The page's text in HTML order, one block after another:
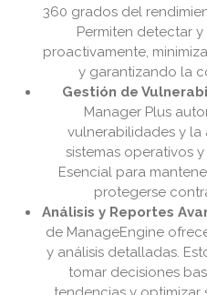
360 grados del
Permiten detectar
proactivamente,
y garantizando la
Gestión de
Manager Plus
vulnerabilidades y
sistemas operativos
Esencial para
protegerse
Análisis y Reportes
de ManageEngine
y análisis detalladas.
tomar decisiones